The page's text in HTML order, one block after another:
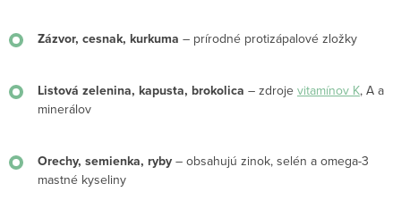
Zázvor, cesnak, kurkuma – prírodné protizápalové zložky
Listová zelenina, kapusta, brokolica – zdroje vitamínov K, A a
minerálov
Orechy, semienka, ryby – obsahujú zinok, selén a omega-3
mastné kyseliny